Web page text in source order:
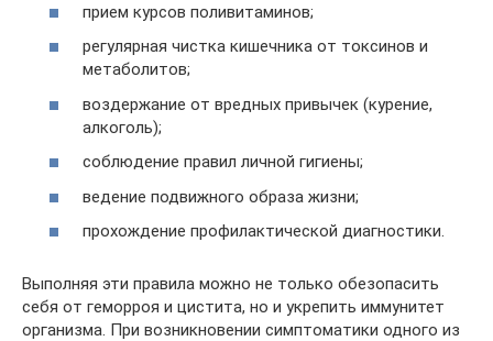
прием курсов поливитаминов;
регулярная чистка кишечника от токсинов и
метаболитов;
воздержание от вредных привычек (курение,
алкоголь);
соблюдение правил личной гигиены;
ведение подвижного образа жизни;
прохождение профилактической диагностики.
Выполняя эти правила можно не только обезопасить
себя от геморроя и цистита, но и укрепить иммунитет
организма. При возникновении симптоматики одного из